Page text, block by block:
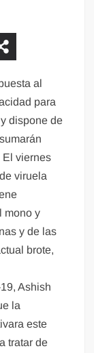
al
para
dispone de
El viernes
viruela
mono y
y de las
brote,
Ashish
la
este
tratar de